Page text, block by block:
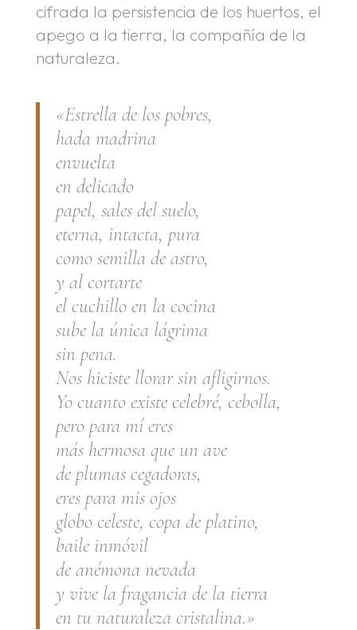
cifrada la persistencia de los huertos, el
apego a la tierra, la compañía de la
naturaleza.
«Estrella de los pobres,
hada madrina
envuelta
en delicado
papel, sales del suelo,
eterna, intacta, pura
como semilla de astro,
y al cortarte
el cuchillo en la cocina
sube la única lágrima
sin pena.
Nos hiciste llorar sin afligirnos.
Yo cuanto existe celebré, cebolla,
pero para mí eres
más hermosa que un ave
de plumas cegadoras,
eres para mis ojos
globo celeste, copa de platino,
baile inmóvil
de anémona nevada
y vive la fragancia de la tierra
en tu naturaleza cristalina.»